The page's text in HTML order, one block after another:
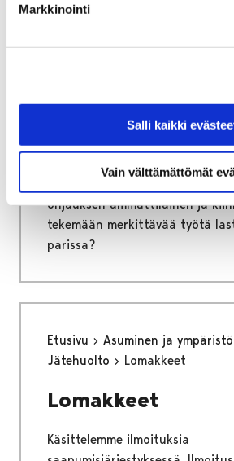
Markkinointi
Salli kaikki
Vain välttämättömät
Ohjaajana Porin
Harrastamisen Porin malli
ohjauksen ammattilainen ja
tekemään merkittävää työtä
parissa?
Etusivu
Asuminen ja ympäristö
Jätehuolto
Lomakkeet
Lomakkeet
Käsittelemme ilmoituksia